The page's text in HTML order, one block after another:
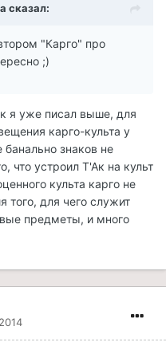
сказал:
"Карго" про
;)
я уже писал выше, для
карго-культа у
знаков не
что устроил Т'Ак на культ
культа карго не
того, для чего служит
предметы, и много